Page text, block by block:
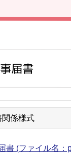
届書
関係様式
書 (ファイル名：